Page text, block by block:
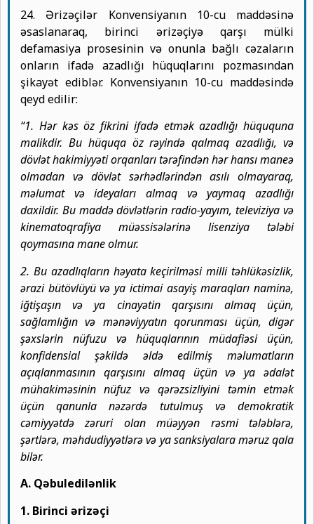
24. Ərizəçilər Konvensiyanın 10-cu maddəsinə
əsaslanaraq, birinci ərizəçiyə qarşı mülki
defamasiya prosesinin və onunla bağlı cəzaların
onların ifadə azadlığı hüquqlarını pozmasından
şikayət ediblər. Konvensiyanın 10-cu maddəsində
qeyd edilir:
“1. Hər kəs öz fikrini ifadə etmək azadlığı hüququna
malikdir. Bu hüquqa öz rəyində qalmaq azadlığı, və
dövlət hakimiyyəti orqanları tərəfindən hər hansı maneə
olmadan və dövlət sərhədlərindən asılı olmayaraq,
məlumat və ideyaları almaq və yaymaq azadlığı
daxildir. Bu maddə dövlətlərin radio-yayım, televiziya və
kinematoqrafiya müəssisələrinə lisenziya tələbi
qoymasına mane olmur.
2. Bu azadlıqların həyata keçirilməsi milli təhlükəsizlik,
ərazi bütövlüyü və ya ictimai asayiş maraqları naminə,
iğtişaşın və ya cinayətin qarşısını almaq üçün,
sağlamlığın və mənəviyyatın qorunması üçün, digər
şəxslərin nüfuzu və hüquqlarının müdafiəsi üçün,
konfidensial şəkildə əldə edilmiş məlumatların
açıqlanmasının qarşısını almaq üçün və ya ədalət
mühakiməsinin nüfuz və qərəzsizliyini təmin etmək
üçün qanunla nəzərdə tutulmuş və demokratik
cəmiyyətdə zəruri olan müəyyən rəsmi tələblərə,
şərtlərə, məhdudiyyətlərə və ya sanksiyalara məruz qala
bilər.
A. Qəbuledilənlik
1. Birinci ərizəçi